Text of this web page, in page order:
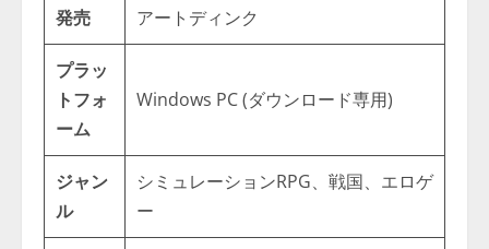
発売 アートディンク
プラッ
トフォ
ーム
Windows PC (ダウンロード専用)
ジャン
ル
シミュレーションRPG、戦国、エロゲ
ー